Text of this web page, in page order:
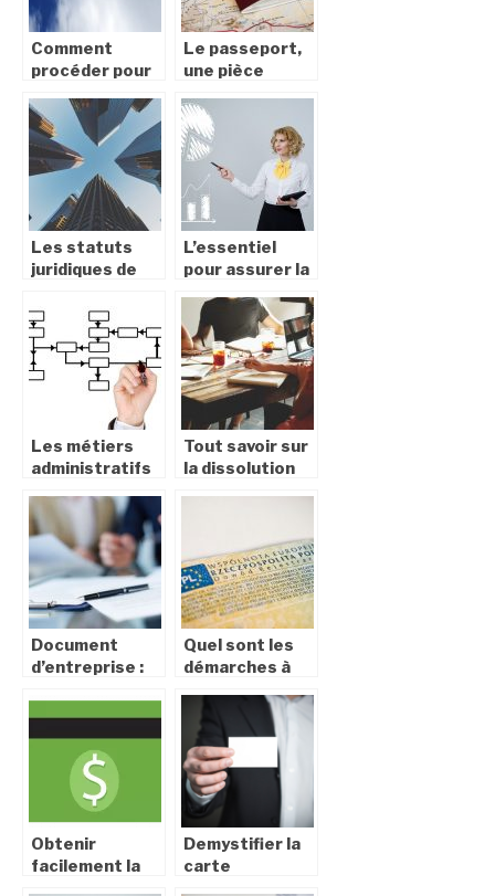
Comment
procéder pour
certificat de
nationalité
française?
Le passeport,
une pièce
pour les
déplacements
Les statuts
juridiques de
SASU
L’essentiel
pour assurer la
entreprise
dans le temps
Les métiers
administratifs
courants
Tout savoir sur
la dissolution
Document
d’entreprise :
Quel sont les
démarches à
obtenir sa
carte grise en
ligne ?
Obtenir
facilement la
Demystifier la
carte